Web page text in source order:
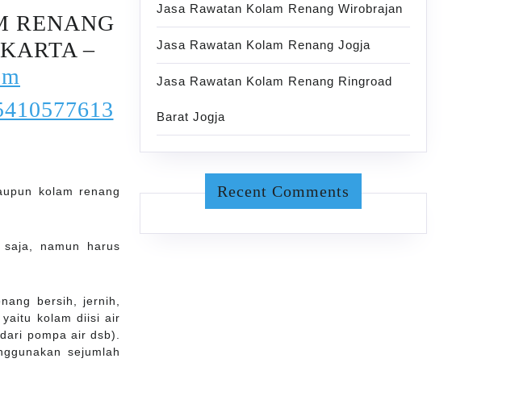
RENANG
–
kolam renang
namun harus
bersih, jernih,
kolam diisi air
pompa air dsb).
sejumlah
Jasa Rawatan Kolam Renang Wirobrajan
Jasa Rawatan Kolam Renang Jogja
Jasa Rawatan Kolam Renang Ringroad
Barat Jogja
Recent Comments